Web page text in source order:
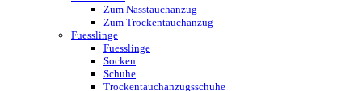
Zum Nasstauchanzug
Zum Trockentauchanzug
Fuesslinge
Fuesslinge
Socken
Schuhe
Trockentauchanzugsschuhe